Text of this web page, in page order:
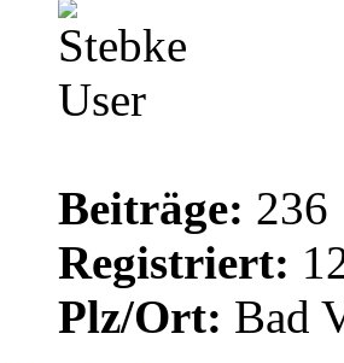
Beiträge: 236
Registriert:
Plz/Ort: Bad